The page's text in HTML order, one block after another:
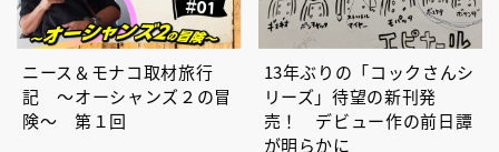
ニース＆モナコ取材旅行
記 ～オーシャンズ２の冒
険～ 第１回
13年ぶりの「コックさんシ
リーズ」待望の新刊発
売！ デビュー作の前日譚
が明らかに